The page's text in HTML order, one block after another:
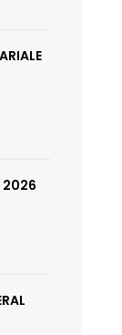
2026